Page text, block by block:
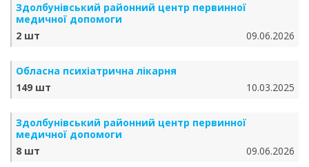
Здолбунівський районний центр первинної
медичної допомоги
2 шт
09.06.2026
Обласна психіатрична лікарня
149 шт
10.03.2025
Здолбунівський районний центр первинної
медичної допомоги
8 шт
09.06.2026